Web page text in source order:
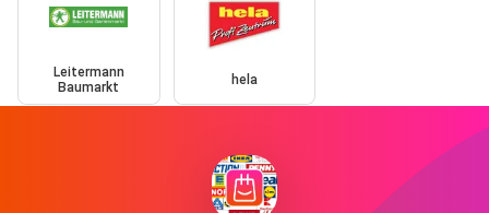
Leitermann
Baumarkt
hela